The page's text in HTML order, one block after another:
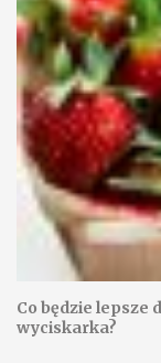
Co będzie lepsze
wyciskarka?